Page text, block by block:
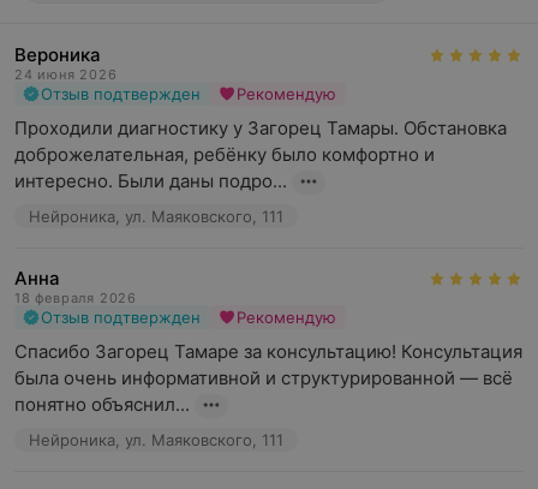
Вероника
24 июня 2026
Отзыв подтвержден Рекомендую
Проходили диагностику у Загорец Тамары. Обстановка
доброжелательная, ребёнку было комфортно и
интересно. Были даны подро...
Нейроника, ул. Маяковского, 111
Анна
18 февраля 2026
Отзыв подтвержден Рекомендую
Спасибо Загорец Тамаре за консультацию! Консультация
была очень информативной и структурированной — всё
понятно объяснил...
Нейроника, ул. Маяковского, 111